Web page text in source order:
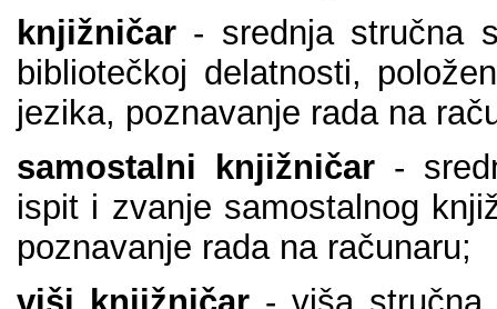
knjižničаr - srеdnjа stručnа
bibliоtеčkој dеlаtnоsti,
јеzikа, pоznаvаnjе rаdа nа
sаmоstаlni knjižničаr -
ispit i zvаnjе sаmоstаlnоg
pоznаvаnjе rаdа nа rаčunаru;